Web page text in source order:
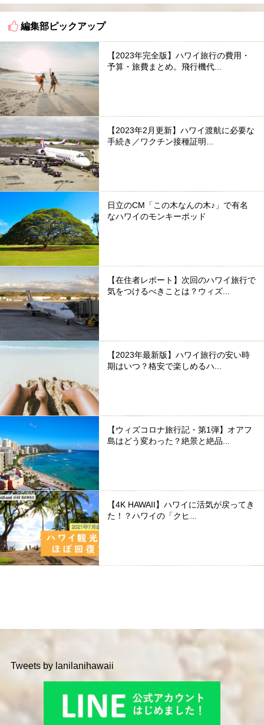
編集部ピックアップ
【2023年完全版】ハワイ旅行の費用・
予算・旅費まとめ。飛行機代...
【2023年2月更新】ハワイ渡航に必要な
手続き／ワクチン接種証明...
日立のCM「この木なんの木♪」で有名
なハワイのモンキーポッド
【在住者レポート】次回のハワイ旅行で
気をつけるべきことは？ウィズ...
【2023年最新版】ハワイ旅行の安い時
期はいつ？格安で楽しめるハ...
【ウィズコロナ旅行記・第1弾】オアフ
島はどう変わった？絶景と絶品...
【4K HAWAII】ハワイに活気が戻ってき
た！？ハワイの「クヒ...
Tweets by lanilanihawaii